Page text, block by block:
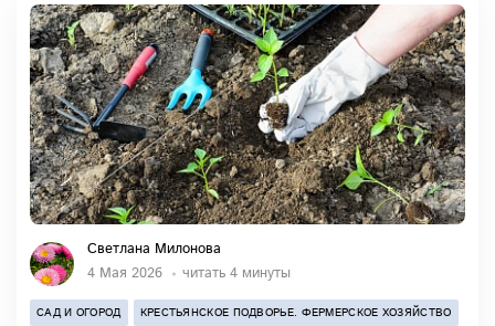
Светлана Милонова
4 Мая 2026
читать 4 минуты
САД И ОГОРОД КРЕСТЬЯНСКОЕ ПОДВОРЬЕ. ФЕРМЕРСКОЕ ХОЗЯЙСТВО